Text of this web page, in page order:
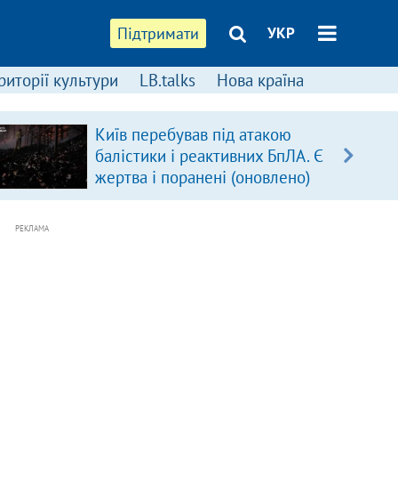
Підтримати УКР
культури LB.talks Нова країна
Київ перебував під атакою
балістики і реактивних БпЛА. Є
жертва і поранені (оновлено)
РЕКЛАМА